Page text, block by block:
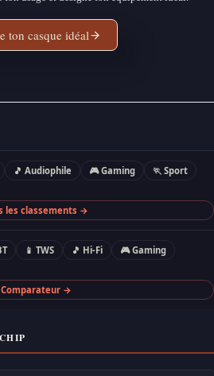
ton casque idéal
🎵 Audiophile 🎮 Gaming
🏃 Sport
les classements →
📱 TWS 🎵 Hi-Fi
🎮 Gaming
Comparateur →